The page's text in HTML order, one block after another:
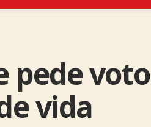
pede voto
vida